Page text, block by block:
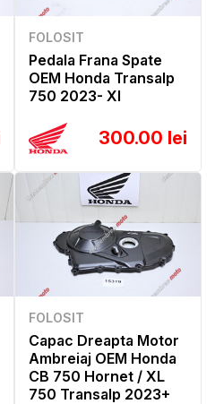
FOLOSIT
Pedala Frana Spate
OEM Honda Transalp
750 2023- Xl
300.00 lei
FOLOSIT
Capac Dreapta Motor
Ambreiaj OEM Honda
CB 750 Hornet / XL
750 Transalp 2023+